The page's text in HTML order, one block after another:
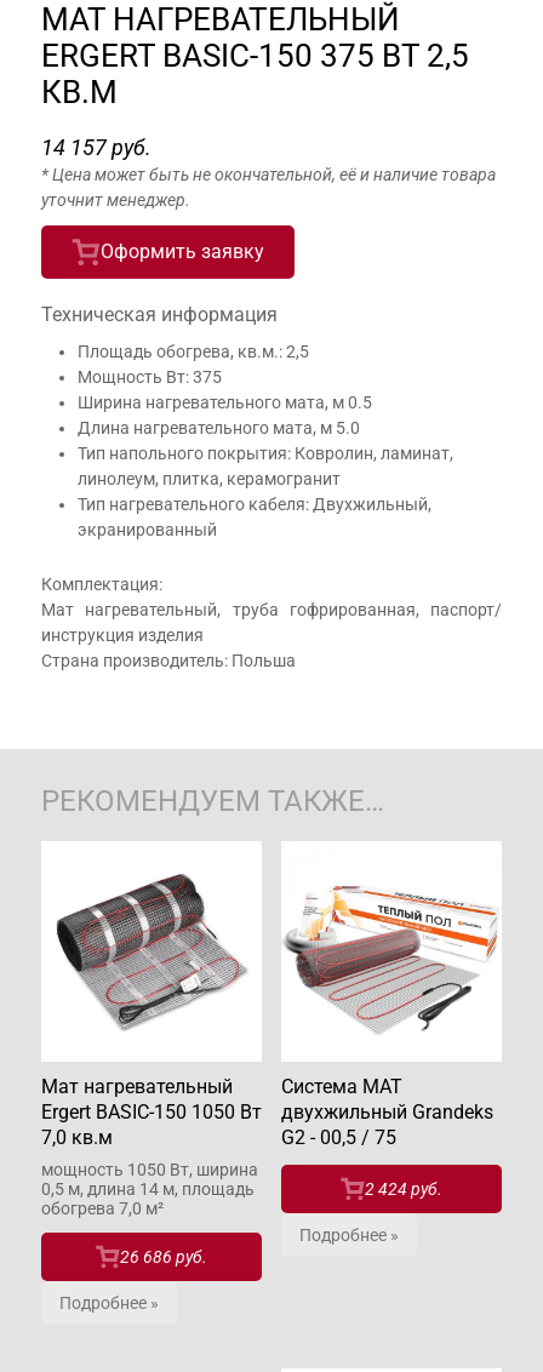
МАТ НАГРЕВАТЕЛЬНЫЙ
ERGERT BASIC-150 375 ВТ 2,5
КВ.М
14 157 руб.
* Цена может быть не окончательной, её и наличие товара
уточнит менеджер.
Оформить заявку
Техническая информация
Площадь обогрева, кв.м.: 2,5
Мощность Вт: 375
Ширина нагревательного мата, м 0.5
Длина нагревательного мата, м 5.0
Тип напольного покрытия: Ковролин, ламинат,
линолеум, плитка, керамогранит
Тип нагревательного кабеля: Двухжильный,
экранированный
Комплектация:
Мат нагревательный, труба гофрированная, паспорт/
инструкция изделия
Страна производитель: Польша
РЕКОМЕНДУЕМ ТАКЖЕ…
Мат нагревательный
Ergert BASIC-150 1050 Вт
7,0 кв.м
мощность 1050 Вт, ширина
0,5 м, длина 14 м, площадь
обогрева 7,0 м²
26 686 руб.
Подробнее »
Система МАТ
двухжильный Grandeks
G2 - 00,5 / 75
2 424 руб.
Подробнее »